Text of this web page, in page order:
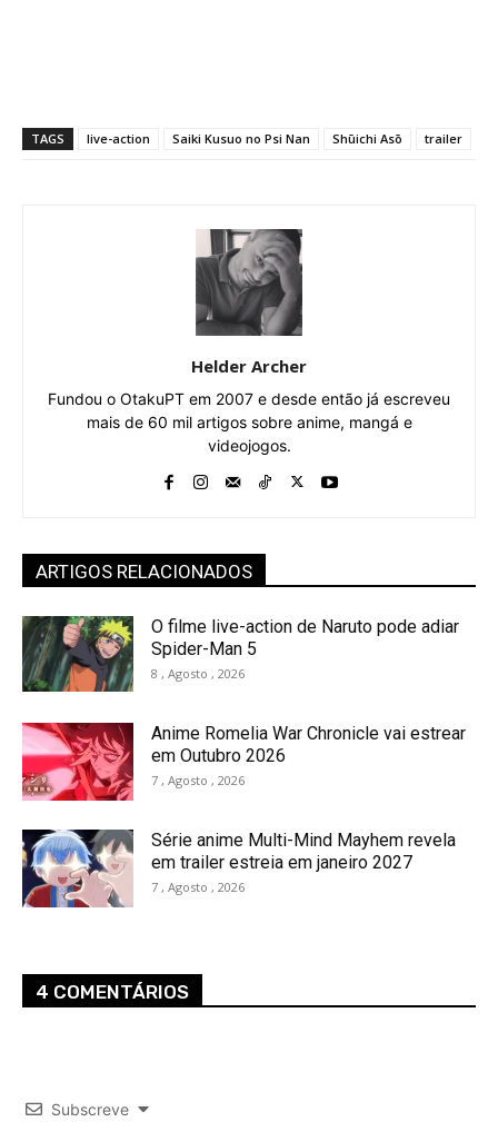
TAGS live-action Saiki Kusuo no Psi Nan Shūichi Asō trailer
Helder Archer
Fundou o OtakuPT em 2007 e desde então já escreveu
mais de 60 mil artigos sobre anime, mangá e
videojogos.
ARTIGOS RELACIONADOS
O filme live-action de Naruto pode adiar
Spider-Man 5
8 , Agosto , 2026
Anime Romelia War Chronicle vai estrear
em Outubro 2026
7 , Agosto , 2026
Série anime Multi-Mind Mayhem revela
em trailer estreia em janeiro 2027
7 , Agosto , 2026
4 COMENTÁRIOS
Subscreve